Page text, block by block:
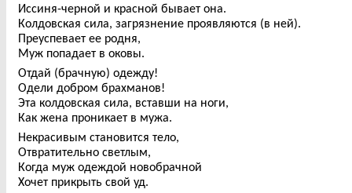
Иссиня-черной и красной бывает она.
Колдовская сила, загрязнение проявляются (в ней).
Преуспевает ее родня,
Муж попадает в оковы.
Отдай (брачную) одежду!
Одели добром брахманов!
Эта колдовская сила, вставши на ноги,
Как жена проникает в мужа.
Некрасивым становится тело,
Отвратительно светлым,
Когда муж одеждой новобрачной
Хочет прикрыть свой уд.